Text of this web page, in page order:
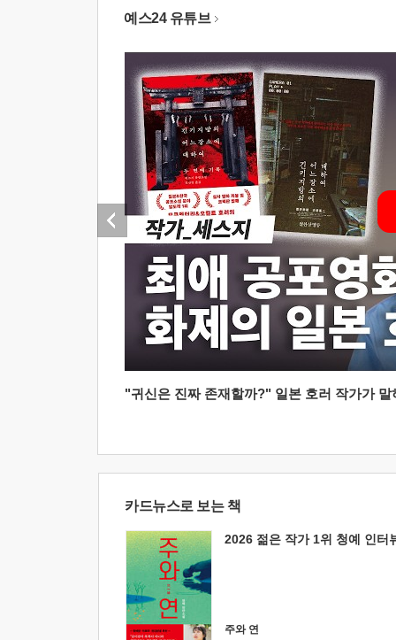
예스24 유튜브
"귀신은 진짜 존재할까?" 일본 호러 작가가
카드뉴스로 보는 책
2026 젊은 작가 1위 청예 인터
주와 연